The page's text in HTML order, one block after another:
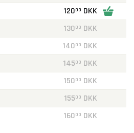
12000 DKK
13000 DKK
14000 DKK
14500 DKK
15000 DKK
15500 DKK
16000 DKK